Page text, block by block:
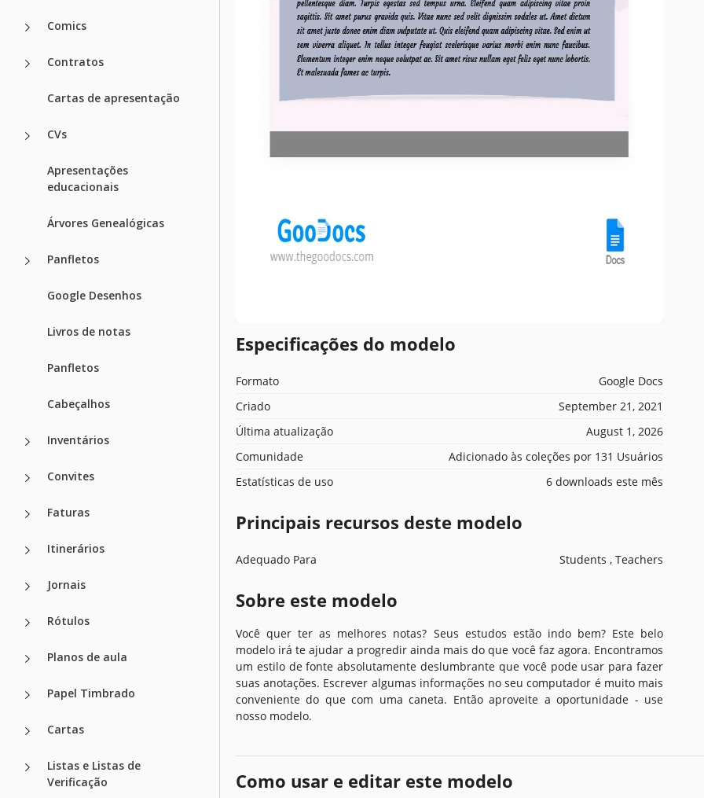
Comics
Contratos
Cartas de apresentação
CVs
Apresentações
educacionais
Árvores Genealógicas
Panfletos
Google Desenhos
Livros de notas
Panfletos
Cabeçalhos
Inventários
Convites
Faturas
Itinerários
Jornais
Rótulos
Planos de aula
Papel Timbrado
Cartas
Listas e Listas de
Verificação
Especificações do modelo
Formato
Google Docs
Criado
September 21, 2021
Última atualização
August 1, 2026
Comunidade
Adicionado às coleções por 131 Usuários
Estatísticas de uso
6 downloads este mês
Principais recursos deste modelo
Adequado Para Students , Teachers
Sobre este modelo
Você quer ter as melhores notas? Seus estudos estão indo bem? Este belo
modelo irá te ajudar a progredir ainda mais do que você faz agora. Encontramos
um estilo de fonte absolutamente deslumbrante que você pode usar para fazer
suas anotações. Escrever algumas informações no seu computador é muito mais
conveniente do que com uma caneta. Então aproveite a oportunidade - use
nosso modelo.
Como usar e editar este modelo